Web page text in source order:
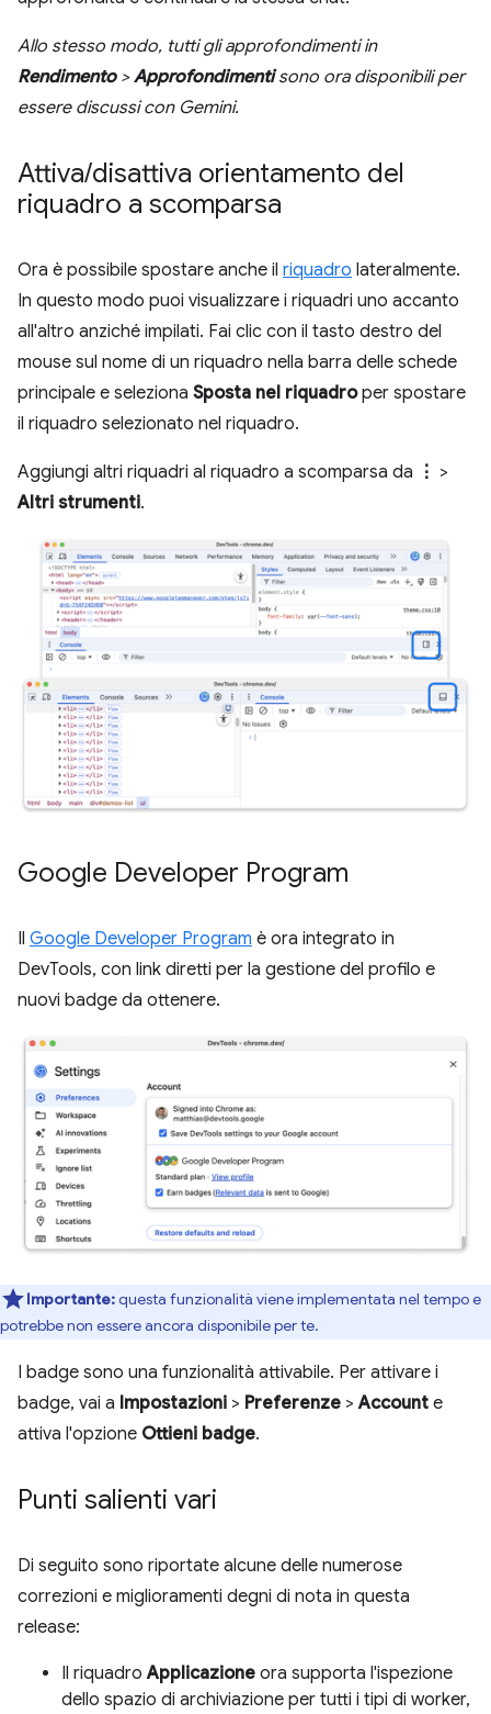
Allo stesso modo, tutti gli approfondimenti in
Rendimento>Approfondimentisono ora disponibili per
essere discussi con Gemini.
Attiva/disattiva orientamento del
riquadro a scomparsa
Ora è possibile spostare anche il riquadro lateralmente.
In questo modo puoi visualizzare i riquadri uno accanto
all'altro anziché impilati. Fai clic con il tasto destro del
mouse sul nome di un riquadro nella barra delle schede
principale e seleziona Sposta nel riquadroper spostare
il riquadro selezionato nel riquadro.
Aggiungi altri riquadri al riquadro a scomparsa da ⋮ >
Altri strumenti.
Google Developer Program
Il Google Developer Program è ora integrato in
DevTools, con link diretti per la gestione del profilo e
nuovi badge da ottenere.
Importante:questa funzionalità viene implementata nel tempo e
potrebbe non essere ancora disponibile per te.
I badge sono una funzionalità attivabile. Per attivare i
badge, vai a Impostazioni > Preferenze >Account e
attiva l'opzione Ottieni badge.
Punti salienti vari
Di seguito sono riportate alcune delle numerose
correzioni e miglioramenti degni di nota in questa
release:
Il riquadroApplicazione ora supporta l'ispezione
dello spazio di archiviazione per tutti i tipi di worker,